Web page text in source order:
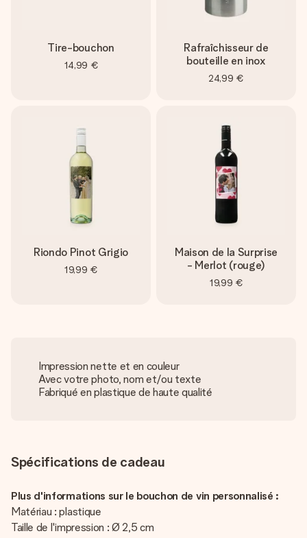
Tire-bouchon
14,99 €
Rafraîchisseur de
bouteille en inox
24,99 €
Riondo Pinot Grigio
19,99 €
Maison de la Surprise
- Merlot (rouge)
19,99 €
Impression nette et en couleur
Avec votre photo, nom et/ou texte
Fabriqué en plastique de haute qualité
Spécifications de cadeau
Plus d'informations sur le bouchon de vin personnalisé :
Matériau : plastique
Taille de l'impression : Ø 2,5 cm